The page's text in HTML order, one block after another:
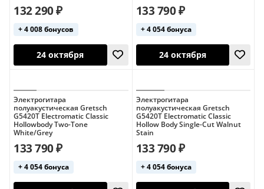
132 290 ₽
+ 4 008 бонусов
133 790 ₽
+ 4 054 бонуса
Электрогитара
полуакустическая Gretsch
G5420T Electromatic Classic
Hollowbody Two-Tone
White/Grey
133 790 ₽
+ 4 054 бонуса
Электрогитара
полуакустическая Gretsch
G5420T Electromatic Classic
Hollow Body Single-Cut Walnut
Stain
133 790 ₽
+ 4 054 бонуса